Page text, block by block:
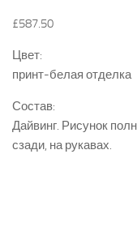
£587.50
Цвет:
принт-белая отделка
Состав:
Дайвинг. Рисунок
сзади, на рукавах.